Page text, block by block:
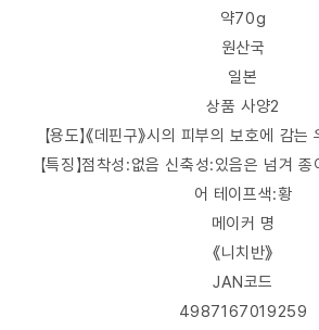
약70g
원산국
일본
상품 사양2
【용도】《데핀구》시의 피부의 보호에 감
【특징】점착성:없음 신축성:있음은 넘겨
어 테이프색:황
메이커 명
《니치반》
JAN코드
4987167019259